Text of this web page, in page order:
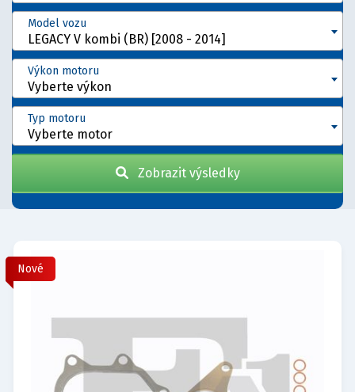
LEGACY V kombi (BR) [2008 - 2014]
Model vozu
Vyberte výkon
Výkon motoru
Vyberte motor
Typ motoru
Zobrazit výsledky
Nové